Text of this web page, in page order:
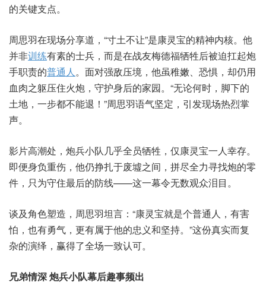
的关键支点。
周思羽在现场分享道，“寸土不让”是康灵宝的精神内核。他
并非训练有素的士兵，而是在战友梅德福牺牲后被迫扛起炮
手职责的普通人。面对强敌压境，他虽稚嫩、恐惧，却仍用
血肉之躯压住火炮，守护身后的家园。“无论何时，脚下的
土地，一步都不能退！”周思羽语气坚定，引发现场热烈掌
声。
影片高潮处，炮兵小队几乎全员牺牲，仅康灵宝一人幸存。
即便身负重伤，他仍挣扎于废墟之间，拼尽全力寻找炮的零
件，只为守住最后的防线——这一幕令无数观众泪目。
谈及角色塑造，周思羽坦言：“康灵宝就是个普通人，有害
怕，也有勇气，更有属于他的忠义和坚持。”这份真实而复
杂的演绎，赢得了全场一致认可。
兄弟情深 炮兵小队幕后趣事频出